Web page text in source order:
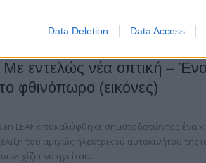
Data Deletion Data Access
Quality Study - IQS) των ΗΠΑ για το 2025 της...
εντελώς νέα οπτική –
φθινόπωρο (εικόνες)
LEAF αποκαλύφθηκε σηματοδοτώντας ένα
του αμιγώς ηλεκτρικού αυτοκινήτου της
να ηγείται...